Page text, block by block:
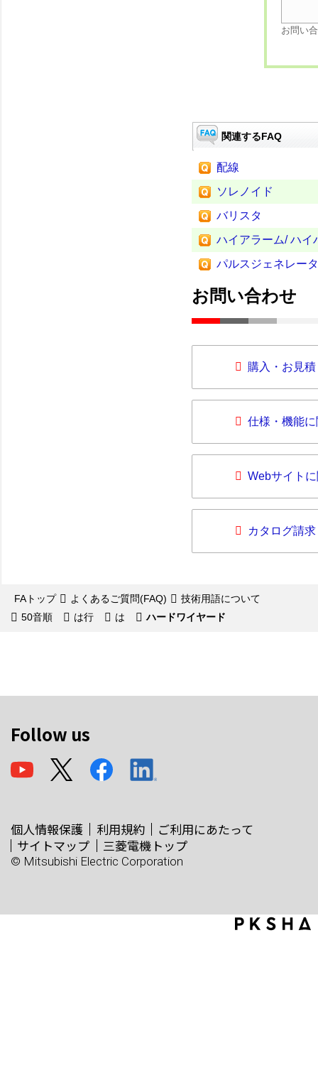
お問い
関連するFAQ
配線
ソレノイド
バリスタ
ハイアラーム/ ハイ
パルスジェネレータ
お問い合わせ
購入・お見
仕様・機能
Webサイト
カタログ請求
FAトップ よくあるご質問(FAQ)
技術用語について
50音順
は行 は ハードワイヤード
Follow us
個人情報保護 利用規約
ご利用にあたって
サイトマップ
三菱電機トップ
© Mitsubishi Electric Corporation